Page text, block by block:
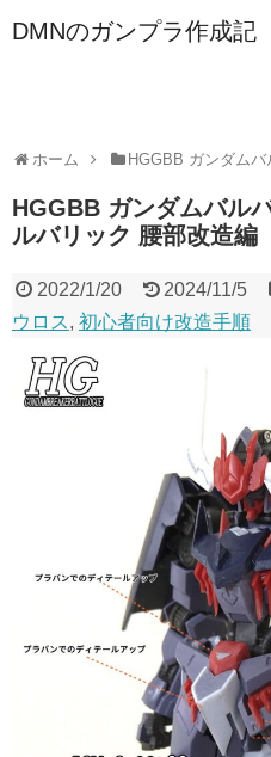
DMNのガンプラ作成記
ホーム HGGBB ガンダムバ
HGGBB ガンダムバル
ルバリック 腰部改造編
2022/1/20 2024/11/5
ウロス, 初心者向け改造手順